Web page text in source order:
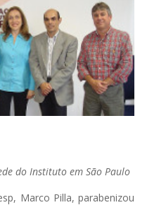
do Instituto em São Paulo
Marco Pilla, parabenizou